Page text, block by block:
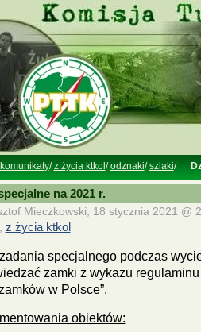
komunikaty/z życia ktkol /odznaki/szlaki/
na 2021 r.
Mieczkowski, 18 stycznia 2021 @
z życia ktkol
specjalnego podczas
zamki z wykazu
w Polsce”.
obiektów: